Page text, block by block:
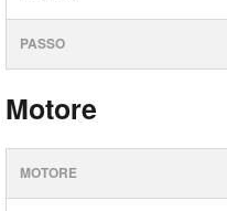
PASSO
Motore
MOTORE